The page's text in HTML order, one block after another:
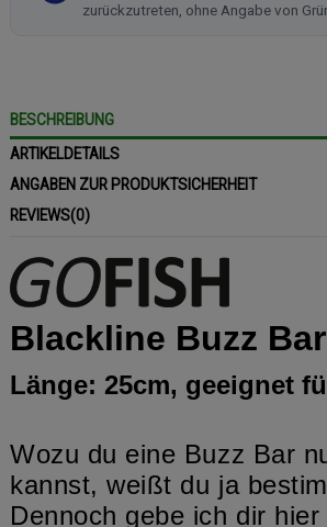
zurückzutreten, ohne Angabe von
BESCHREIBUNG
ARTIKELDETAILS
ANGABEN ZUR PRODUKTSICHERHEIT
REVIEWS(0)
Blackline Buzz Bar
Länge: 25cm, geeignet
Wozu du eine Buzz Bar
kannst, weißt du ja
Dennoch gebe ich dir hier